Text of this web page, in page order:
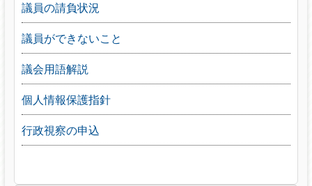
議員の請負状況
議員ができないこと
議会用語解説
個人情報保護指針
行政視察の申込